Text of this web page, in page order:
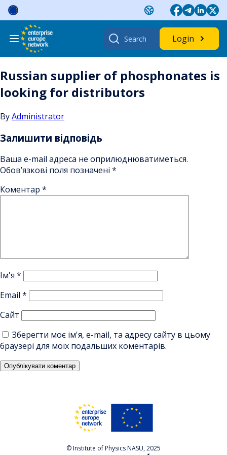
Skip
content
Search
for:
Login
Russian supplier of phosphonates is
looking for distributors
ByAdministrator
Залишити відповідь
Ваша e-mail адреса не оприлюднюватиметься.
Обов’язкові поля позначені *
Коментар *
Ім'я *
Email *
Сайт
Зберегти моє ім'я, e-mail, та адресу сайту в цьому
браузері для моїх подальших коментарів.
© Institute of Physics NASU, 2025